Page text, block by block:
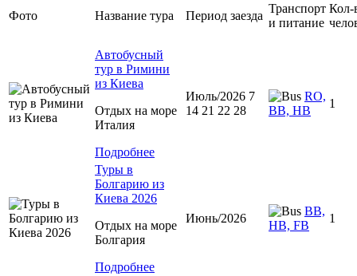
Фото Название тура Период заезда
Транспорт
и питание
Кол-
Автобусный
тур в Римини
из Киева
Отдых на море
Италия
Подробнее
Июль/2026 7
14 21 22 28
RO,
BB, HB
1
Туры в
Болгарию из
Киева 2026
Отдых на море
Болгария
Подробнее
Июнь/2026
BB,
HB, FB
1